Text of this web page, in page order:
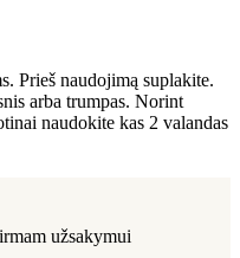
Prieš naudojimą suplakite.
arba trumpas. Norint
naudokite kas 2 valandas
užsakymui